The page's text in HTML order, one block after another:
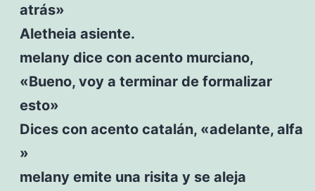
atrás»
Aletheia asiente.
melany dice con acento murciano,
«Bueno, voy a terminar de formalizar
esto»
Dices con acento catalán, «adelante, alfa
»
melany emite una risita y se aleja